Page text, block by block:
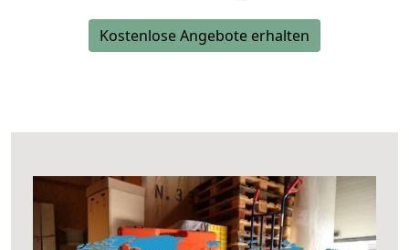
Kostenlose Angebote erhalten